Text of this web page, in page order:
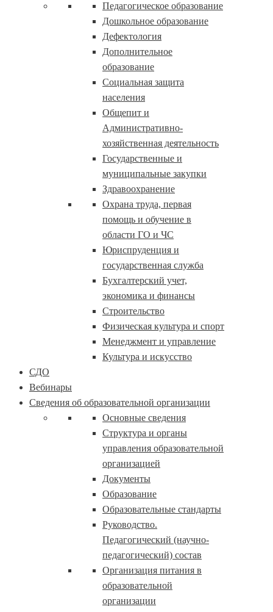
Педагогическое образование
Дошкольное образование
Дефектология
Дополнительное
образование
Социальная защита
населения
Общепит и
Административно-
хозяйственная деятельность
Государственные и
муниципальные закупки
Здравоохранение
Охрана труда, первая
помощь и обучение в
области ГО и ЧС
Юриспруденция и
государственная служба
Бухгалтерский учет,
экономика и финансы
Строительство
Физическая культура и спорт
Менеджмент и управление
Культура и искусство
СДО
Вебинары
Сведения об образовательной организации
Основные сведения
Структура и органы
управления образовательной
организацией
Документы
Образование
Образовательные стандарты
Руководство.
Педагогический (научно-
педагогический) состав
Организация питания в
образовательной
организации